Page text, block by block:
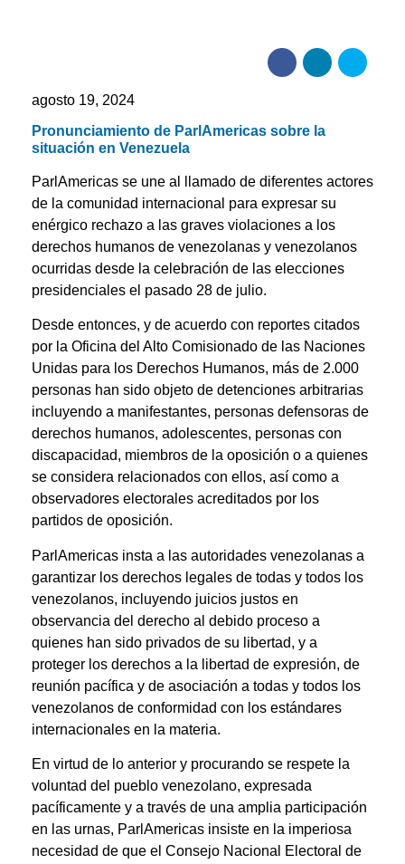
agosto 19, 2024
Pronunciamiento de ParlAmericas sobre la
situación en Venezuela
ParlAmericas se une al llamado de diferentes actores
de la comunidad internacional para expresar su
enérgico rechazo a las graves violaciones a los
derechos humanos de venezolanas y venezolanos
ocurridas desde la celebración de las elecciones
presidenciales el pasado 28 de julio.
Desde entonces, y de acuerdo con reportes citados
por la Oficina del Alto Comisionado de las Naciones
Unidas para los Derechos Humanos, más de 2.000
personas han sido objeto de detenciones arbitrarias
incluyendo a manifestantes, personas defensoras de
derechos humanos, adolescentes, personas con
discapacidad, miembros de la oposición o a quienes
se considera relacionados con ellos, así como a
observadores electorales acreditados por los
partidos de oposición.
ParlAmericas insta a las autoridades venezolanas a
garantizar los derechos legales de todas y todos los
venezolanos, incluyendo juicios justos en
observancia del derecho al debido proceso a
quienes han sido privados de su libertad, y a
proteger los derechos a la libertad de expresión, de
reunión pacífica y de asociación a todas y todos los
venezolanos de conformidad con los estándares
internacionales en la materia.
En virtud de lo anterior y procurando se respete la
voluntad del pueblo venezolano, expresada
pacíficamente y a través de una amplia participación
en las urnas, ParlAmericas insiste en la imperiosa
necesidad de que el Consejo Nacional Electoral de